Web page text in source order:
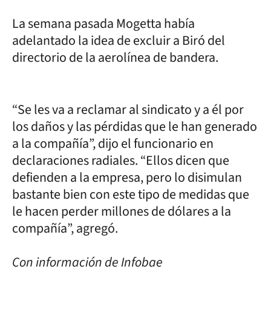
La semana pasada Mogetta había
adelantado la idea de excluir a Biró del
directorio de la aerolínea de bandera.
“Se les va a reclamar al sindicato y a él por
los daños y las pérdidas que le han generado
a la compañía”, dijo el funcionario en
declaraciones radiales. “Ellos dicen que
defienden a la empresa, pero lo disimulan
bastante bien con este tipo de medidas que
le hacen perder millones de dólares a la
compañía”, agregó.
Con información de Infobae